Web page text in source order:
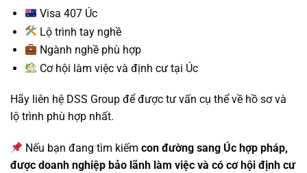
Visa 407 Úc
Lộ trình tay nghề
Ngành nghề phù hợp
Cơ hội làm việc và định cư tại Úc
Hãy liên hệ DSS Group để được tư vấn cụ thể về hồ sơ và
lộ trình phù hợp nhất.
Nếu bạn đang tìm kiếmcon đường sang Úc hợp pháp,
được doanh nghiệp bảo lãnh làm việc và có cơ hội định cư